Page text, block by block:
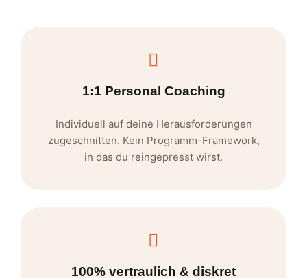
1:1 Personal Coaching
Individuell auf deine Herausforderungen
zugeschnitten. Kein Programm-Framework,
in das du reingepresst wirst.
100% vertraulich & diskret